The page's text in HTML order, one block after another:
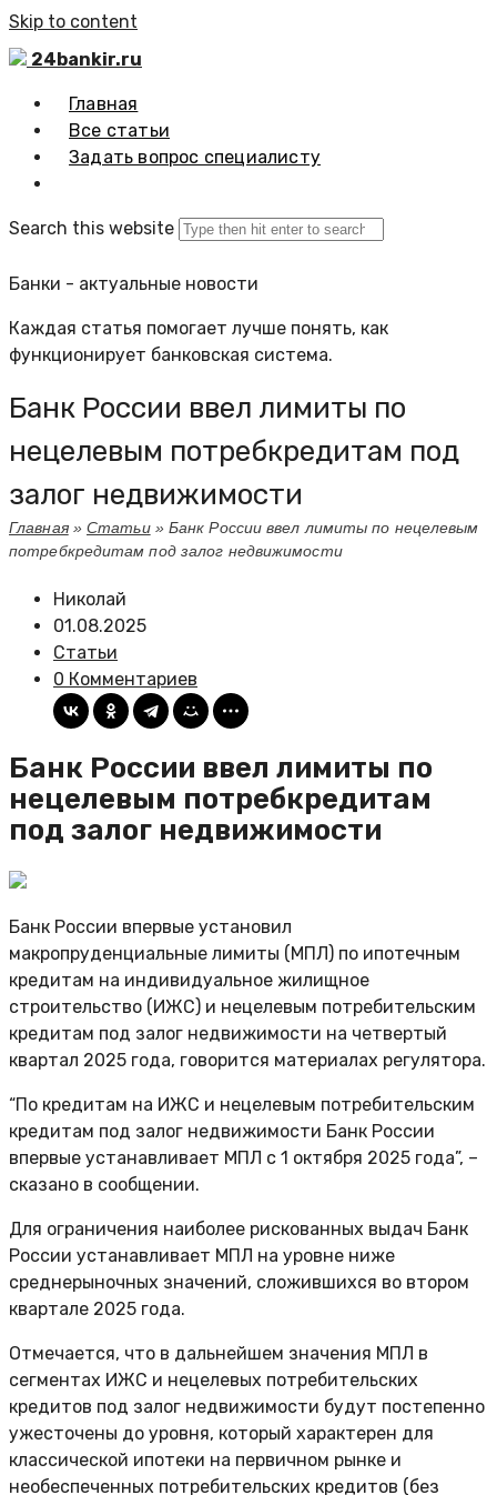
Skip to content
24bankir.ru
Главная
Все статьи
Задать вопрос специалисту
Search this website
Банки - актуальные новости
Каждая статья помогает лучше понять, как
функционирует банковская система.
Банк России ввел лимиты по
нецелевым потребкредитам под
залог недвижимости
Главная»Статьи» Банк России ввел лимиты по нецелевым
потребкредитам под залог недвижимости
Николай
01.08.2025
Статьи
0 Комментариев
Банк России ввел лимиты по
нецелевым потребкредитам
под залог недвижимости
Банк России впервые установил
макропруденциальные лимиты (МПЛ) по ипотечным
кредитам на индивидуальное жилищное
строительство (ИЖС) и нецелевым потребительским
кредитам под залог недвижимости на четвертый
квартал 2025 года, говорится материалах регулятора.
“По кредитам на ИЖС и нецелевым потребительским
кредитам под залог недвижимости Банк России
впервые устанавливает МПЛ с 1 октября 2025 года”, –
сказано в сообщении.
Для ограничения наиболее рискованных выдач Банк
России устанавливает МПЛ на уровне ниже
среднерыночных значений, сложившихся во втором
квартале 2025 года.
Отмечается, что в дальнейшем значения МПЛ в
сегментах ИЖС и нецелевых потребительских
кредитов под залог недвижимости будут постепенно
ужесточены до уровня, который характерен для
классической ипотеки на первичном рынке и
необеспеченных потребительских кредитов (без